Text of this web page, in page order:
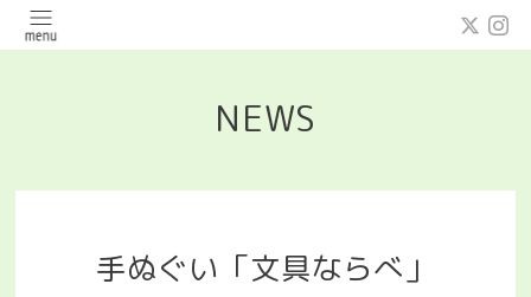
NEWS
手ぬぐい「文具ならべ」